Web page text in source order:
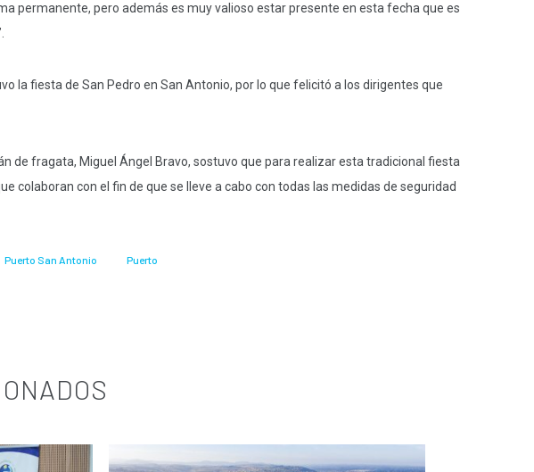
permanente, pero además es muy valioso estar presente en esta fecha que es
la fiesta de San Pedro en San Antonio, por lo que felicitó a los dirigentes que
de fragata, Miguel Ángel Bravo, sostuvo que para realizar esta tradicional fiesta
colaboran con el fin de que se lleve a cabo con todas las medidas de seguridad
Puerto San Antonio Puerto